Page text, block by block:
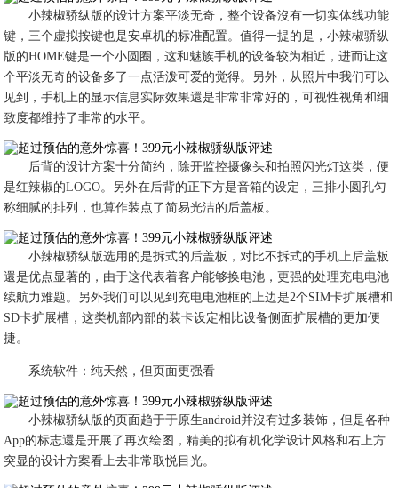
小辣椒骄纵版的设计方案平淡无奇，整个设备沒有一切实体线功能
键，三个虚拟按键也是安卓机的标准配置。值得一提的是，小辣椒骄纵
版的HOME键是一个小圆圈，这和魅族手机的设备较为相近，进而让这
个平淡无奇的设备多了一点活泼可爱的觉得。另外，从照片中我们可以
见到，手机上的显示信息实际效果還是非常非常好的，可视性视角和细
致度都维持了非常的水平。
后背的设计方案十分简约，除开监控摄像头和拍照闪光灯这类，便
是红辣椒的LOGO。另外在后背的正下方是音箱的设定，三排小圆孔匀
称细腻的排列，也算作装点了简易光洁的后盖板。
小辣椒骄纵版选用的是拆式的后盖板，对比不拆式的手机上后盖板
還是优点显著的，由于这代表着客户能够换电池，更强的处理充电电池
续航力难题。另外我们可以见到充电电池框的上边是2个SIM卡扩展槽和
SD卡扩展槽，这类机部內部的装卡设定相比设备侧面扩展槽的更加便
捷。
系统软件：纯天然，但页面更强看
小辣椒骄纵版的页面趋于于原生android并沒有过多装饰，但是各种
App的标志還是开展了再次绘图，精美的拟有机化学设计风格和右上方
突显的设计方案看上去非常取悦目光。